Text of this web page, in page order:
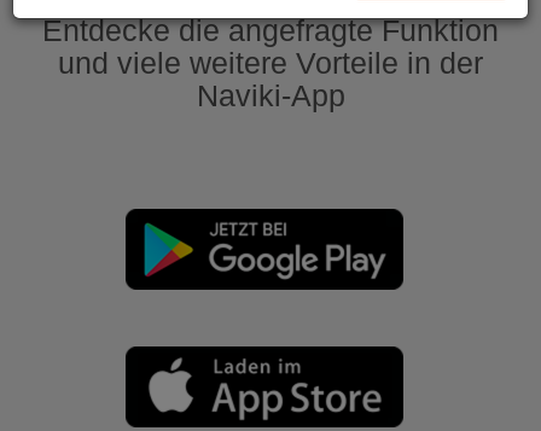
Entdecke die angefragte Funktion
und viele weitere Vorteile in der
Naviki-App